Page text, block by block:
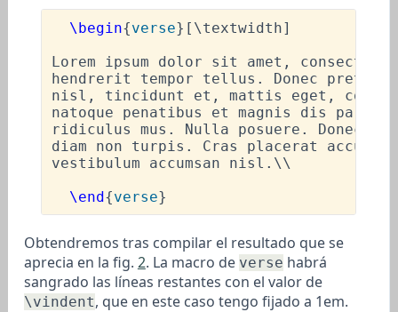
\begin{verse}[ \textwidth]
Lorem ipsum dolor sit amet,
hendrerit tempor tellus. Donec pretium
nisl, tincidunt et, mattis eget,
natoque penatibus et magnis dis
ridiculus mus. Nulla posuere. Donec
diam non turpis. Cras placerat
vestibulum accumsan nisl. \\
\end{verse
Obtendremos tras compilar el resultado que se
aprecia en la fig. 2. La macro de verse habrá
sangrado las líneas restantes con el valor de
\vindent, que en este caso tengo fijado a 1em.